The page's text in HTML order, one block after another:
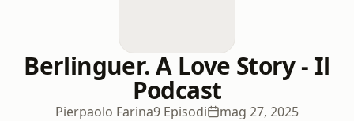
Berlinguer. A Love Story - Il
Podcast
Pierpaolo Farina9 Episodi mag 27, 2025